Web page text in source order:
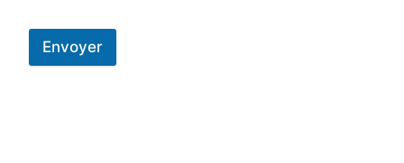
Envoyer